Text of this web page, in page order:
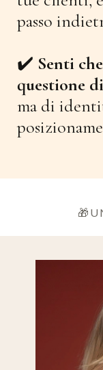
passo
✔️ Senti
questione
ma di